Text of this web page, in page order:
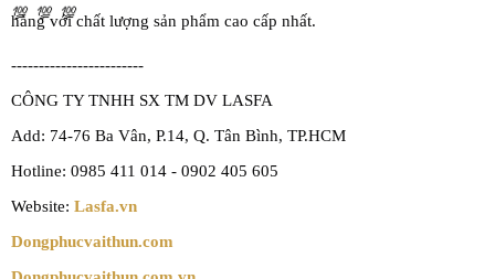
hàng với chất lượng sản phẩm cao cấp nhất.
------------------------
CÔNG TY TNHH SX TM DV LASFA
Add: 74-76 Ba Vân, P.14, Q. Tân Bình, TP.HCM
Hotline: 0985 411 014 - 0902 405 605
Website:Lasfa.vn
Dongphucvaithun.com